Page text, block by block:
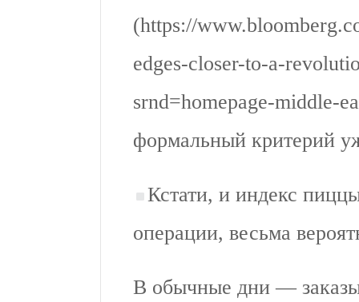
(https://
edges-closer-to-a-
srnd=homepage-middle-
формальный критерий
Кстати, и индекс
операции, весьма
В обычные дни —